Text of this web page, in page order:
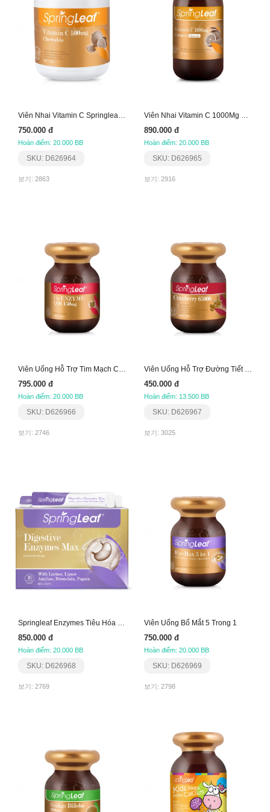
Viên Nhai Vitamin C Springleaf 500Mg
750.000 đ
Hoàn điểm: 20.000 BB
SKU: D626964
보기: 2863
Viên Nhai Vitamin C 1000Mg Springleaf
890.000 đ
Hoàn điểm: 20.000 BB
SKU: D626965
보기: 2916
Viên Uống Hỗ Trợ Tim Mạch Co-Enzyme Q10 150Mg
795.000 đ
Hoàn điểm: 20.000 BB
SKU: D626966
보기: 2746
Viên Uống Hỗ Trợ Đường Tiết Niệu 65000
450.000 đ
Hoàn điểm: 13.500 BB
SKU: D626967
보기: 3025
850.000 đ
Hoàn điểm: 20.000 BB
SKU: D626968
보기: 2769
Viên Uống Bổ Mắt 5 Trong 1
750.000 đ
Hoàn điểm: 20.000 BB
SKU: D626969
보기: 2798